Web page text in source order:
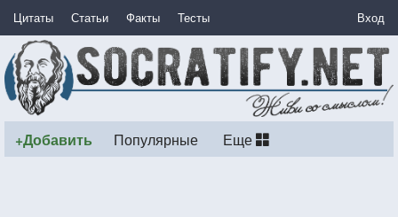
Цитаты Статьи Факты Тесты Вход
+Добавить Популярные Еще